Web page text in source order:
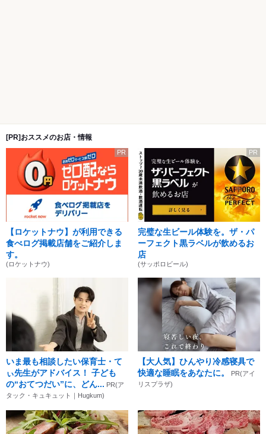
[PR]おススメのお店・情報
PR
【ロケットナウ】が利用できる
食べログ掲載店舗をご紹介しま
す。
(ロケットナウ)
PR
完璧な生ビール体験を。ザ・パ
ーフェクト黒ラベルが飲めるお
店
(サッポロビール)
いま最も相談したい保育士・て
ぃ先生がアドバイス！ 子ども
の“おてつだい”に、どん... PR(ア
タック・キュキュット｜Hugkum)
【大人気】ひんやり冷感寝具で
快適な睡眠をあなたに。
PR(アイ
リスプラザ)